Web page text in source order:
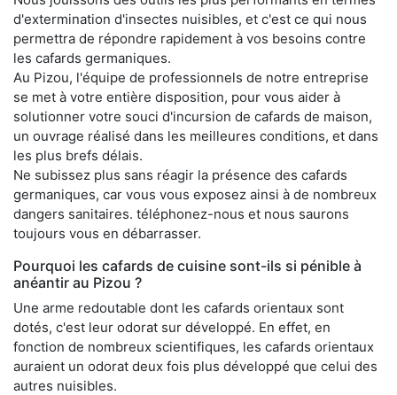
d'extermination d'insectes nuisibles, et c'est ce qui nous
permettra de répondre rapidement à vos besoins contre
les cafards germaniques.
Au Pizou, l'équipe de professionnels de notre entreprise
se met à votre entière disposition, pour vous aider à
solutionner votre souci d'incursion de cafards de maison,
un ouvrage réalisé dans les meilleures conditions, et dans
les plus brefs délais.
Ne subissez plus sans réagir la présence des cafards
germaniques, car vous vous exposez ainsi à de nombreux
dangers sanitaires. téléphonez-nous et nous saurons
toujours vous en débarrasser.
Pourquoi les cafards de cuisine sont-ils si pénible à
anéantir au Pizou ?
Une arme redoutable dont les cafards orientaux sont
dotés, c'est leur odorat sur développé. En effet, en
fonction de nombreux scientifiques, les cafards orientaux
auraient un odorat deux fois plus développé que celui des
autres nuisibles.